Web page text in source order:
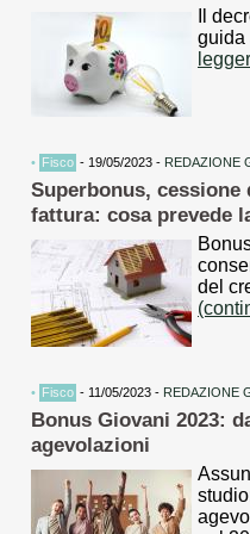
Il
guida
• Fisco - 19/05/2023 - REDAZIONE
Superbonus,
fattura: cosa prevede
del
• Fisco - 11/05/2023 - REDAZIONE
Bonus Giovani 2023:
agevolazioni